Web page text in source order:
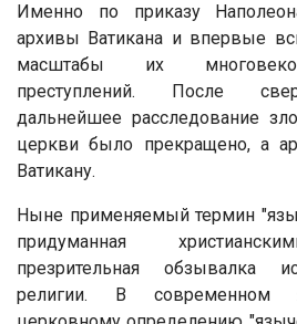
Именно по приказу
архивы Ватикана и впервые
масштабы их
преступлений. После
дальнейшее расследование
церкви было прекращено, а
Ватикану.
Ныне применяемый термин
придуманная
презрительная обзывалка
религии. В современном